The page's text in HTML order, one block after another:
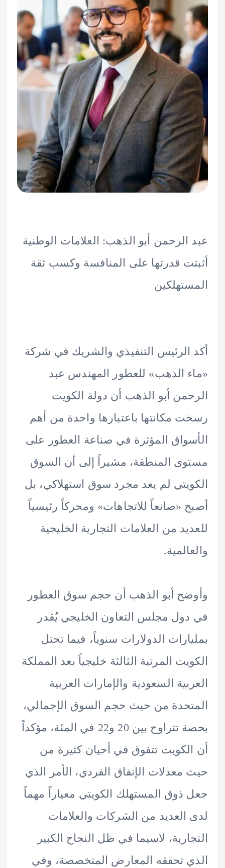
أبو الذهب: العلامات الوطنية
قدرتها على المنافسة وكسب ثقة
الرئيس التنفيذي والشريك في شركة
الذهب» للعطور المهندس عبد
أبو الذهب أن دولة الكويت
مكانتها باعتبارها واحدة من أهم
المؤثرة في صناعة العطور على
المنطقة، مشيراً إلى أن السوق
لم يعد مجرد سوق استهلاكي، بل
«صانعاً للاتجاهات» ومحركاً رئيسياً
من العلامات التجارية الخليجية
أبو الذهب أن حجم سوق العطور
مجلس التعاون الخليجي يُقدر
الدولارات سنوياً، فيما تحتل
المرتبة الثالثة خليجياً بعد المملكة
السعودية والإمارات العربية
من حيث حجم السوق الإجمالي،
بحصة تتراوح بين 20 و22 في المئة، مؤكداً
تتفوق في أحيان كثيرة من
الإنفاق الفردي، الأمر الذي
المستهلك الكويتي معياراً مهماً
من الشركات والعلامات
لاسيما في ظل النجاح الكبير
تحققه المعارض المتخصصة، وفي